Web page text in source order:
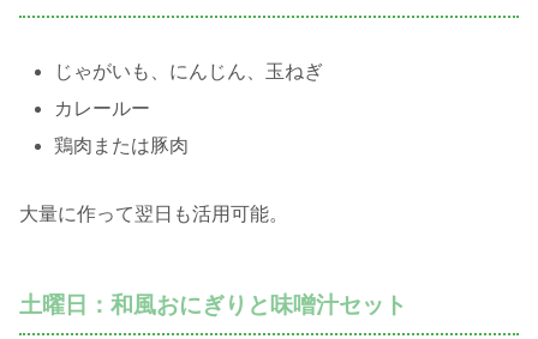
じゃがいも、にんじん、玉ねぎ
カレールー
鶏肉または豚肉
大量に作って翌日も活用可能。
土曜日：和風おにぎりと味噌汁セット